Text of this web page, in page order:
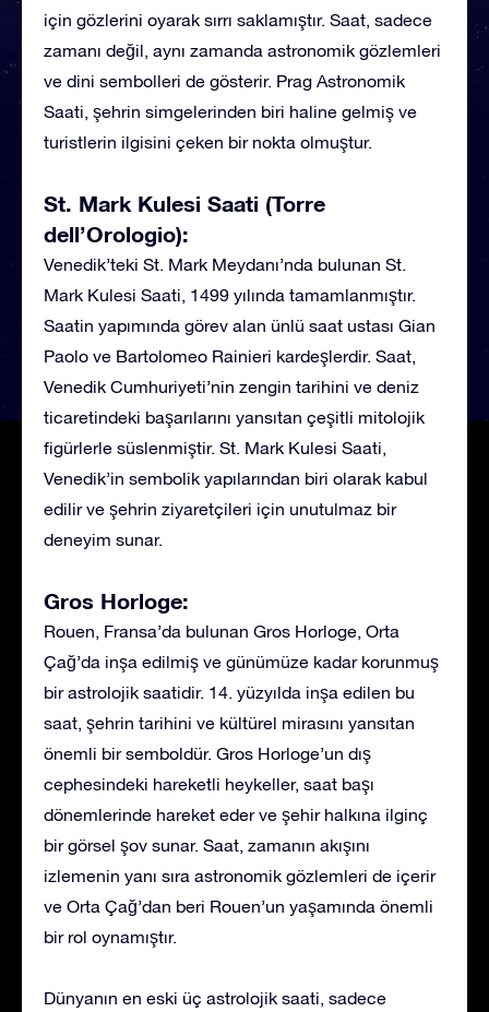
için gözlerini oyarak sırrı saklamıştır. Saat, sadece
zamanı değil, aynı zamanda astronomik gözlemleri
ve dini sembolleri de gösterir. Prag Astronomik
Saati, şehrin simgelerinden biri haline gelmiş ve
turistlerin ilgisini çeken bir nokta olmuştur.
St. Mark Kulesi Saati (Torre
dell’Orologio):
Venedik’teki St. Mark Meydanı’nda bulunan St.
Mark Kulesi Saati, 1499 yılında tamamlanmıştır.
Saatin yapımında görev alan ünlü saat ustası Gian
Paolo ve Bartolomeo Rainieri kardeşlerdir. Saat,
Venedik Cumhuriyeti’nin zengin tarihini ve deniz
ticaretindeki başarılarını yansıtan çeşitli mitolojik
figürlerle süslenmiştir. St. Mark Kulesi Saati,
Venedik’in sembolik yapılarından biri olarak kabul
edilir ve şehrin ziyaretçileri için unutulmaz bir
deneyim sunar.
Gros Horloge:
Rouen, Fransa’da bulunan Gros Horloge, Orta
Çağ’da inşa edilmiş ve günümüze kadar korunmuş
bir astrolojik saatidir. 14. yüzyılda inşa edilen bu
saat, şehrin tarihini ve kültürel mirasını yansıtan
önemli bir semboldür. Gros Horloge’un dış
cephesindeki hareketli heykeller, saat başı
dönemlerinde hareket eder ve şehir halkına ilginç
bir görsel şov sunar. Saat, zamanın akışını
izlemenin yanı sıra astronomik gözlemleri de içerir
ve Orta Çağ’dan beri Rouen’un yaşamında önemli
bir rol oynamıştır.
Dünyanın en eski üç astrolojik saati, sadece